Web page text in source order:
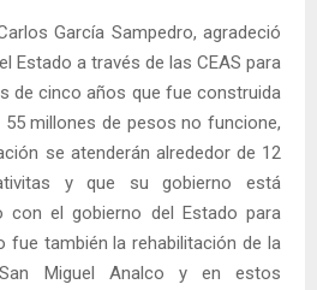
García Sampedro, agradeció
Estado a través de las CEAS para
de cinco años que fue construida
millones de pesos no funcione,
se atenderán alrededor de 12
y que su gobierno está
con el gobierno del Estado para
fue también la rehabilitación de la
Miguel Analco y en estos